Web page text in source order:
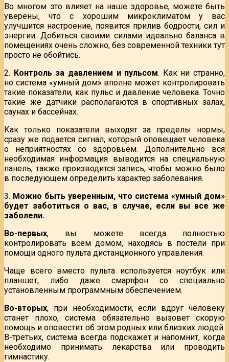
Во многом это влияет на наше здоровье, можете быть
уверены, что с хорошим микроклиматом у вас
улучшится настроение, появится прилив бодрости, сил и
энергии. Добиться своими силами идеально баланса в
помещениях очень сложно, без современной техники тут
просто не обойтись.
2. Контроль за давлением и пульсом. Как ни странно,
но система «умный дом» вполне может контролировать
такие показатели, как пульс и давление человека. Точно
такие же датчики располагаются в спортивных залах,
саунах и бассейнах.
Как только показатели выходят за пределы нормы,
сразу же подается сигнал, который оповещает человека
о неприятностях со здоровьем. Дополнительно вся
необходимая информация выводится на специальную
панель, также производится запись, чтобы можно было
в последующем определить характер заболевания.
3. Можно быть уверенным, что система «умный дом»
будет заботиться о вас, в случае, если вы все же
заболели.
Во-первых, вы можете всегда полностью
контролировать всем домом, находясь в постели при
помощи одного пульта дистанционного управления.
Чаще всего вместо пульта используется ноутбук или
планшет, либо даже смартфон со специально
установленным программным обеспечением.
Во-вторых, при необходимости, если вдруг человеку
станет плохо, система обязательно вызовет скорую
помощь и оповестит об этом родных или близких людей.
В-третьих, система всегда подскажет и напомнит, когда
необходимо принимать лекарства или проводить
гимнастику.